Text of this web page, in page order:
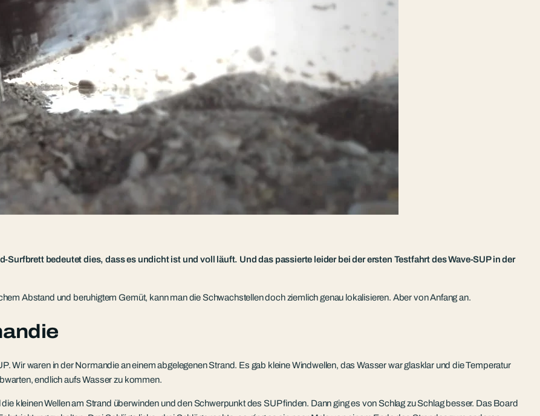
Surfbrett bedeutet dies, dass es undicht ist und voll läuft. Und das passierte leider bei der ersten Testfahrt des Wave-SUP in der
Abstand und beruhigtem Gemüt, kann man die Schwachstellen doch ziemlich genau lokalisieren. Aber von Anfang an.
Wir waren in der Normandie an einem abgelegenen Strand. Es gab kleine Windwellen, das Wasser war glasklar und die Temperatur
endlich aufs Wasser zu kommen.
kleinen Wellen am Strand überwinden und den Schwerpunkt des SUP finden. Dann ging es von Schlag zu Schlag besser. Das Board